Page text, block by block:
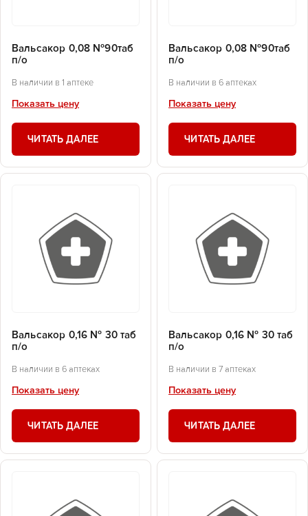
Вальсакор 0,08 №90таб
п/о
В наличии в 1 аптеке
Показать цену
ЧИТАТЬ ДАЛЕЕ
Вальсакор 0,08 №90таб
п/о
В наличии в 6 аптеках
Показать цену
ЧИТАТЬ ДАЛЕЕ
Вальсакор 0,16 № 30 таб
п/о
В наличии в 6 аптеках
Показать цену
ЧИТАТЬ ДАЛЕЕ
Вальсакор 0,16 № 30 таб
п/о
В наличии в 7 аптеках
Показать цену
ЧИТАТЬ ДАЛЕЕ